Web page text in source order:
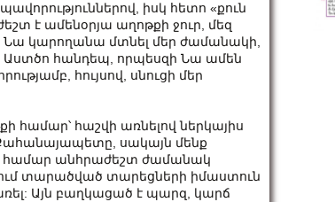
իսկ հետո «քուն
է ամենօրյա աղոթքի ջուր, մեզ
կարողանա մտնել մեր ժամանակի,
Աստծո հանդեպ, որպեսզի Նա ամեն
հույսով, սնուցի մեր
համար՝ հաշվի առնելով ներկայիս
սակայն մենք
համար անհրաժեշտ ժամանակ
տարածված տարեցների իմաստուն
Այն բաղկացած է պարզ, կարճ